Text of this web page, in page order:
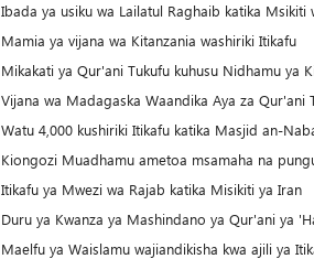
Ibada ya usiku wa Lailatul Raghaib katika Msikiti
Mamia ya vijana wa Kitanzania washiriki Itikafu
Mikakati ya Qur'ani Tukufu kuhusu Nidhamu ya
Vijana wa Madagaska Waandika Aya za Qur'ani
Watu 4,000 kushiriki Itikafu katika Masjid an-
Kiongozi Muadhamu ametoa msamaha na
Itikafu ya Mwezi wa Rajab katika Misikiti ya Iran
Duru ya Kwanza ya Mashindano ya Qur'ani ya
Maelfu ya Waislamu wajiandikisha kwa ajili ya